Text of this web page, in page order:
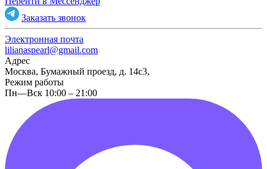
Заказать звонок
Электронная почта
lilianaspearl@gmail.com
Адрес
Москва, Бумажный проезд, д. 14с3,
Режим работы
Пн—Вск 10:00 – 21:00